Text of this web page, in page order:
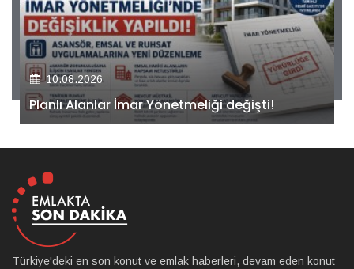
10.08.2026
Kiler GYO’dan Pendik Dolayoba projesiyle ilgili
önemli adım!
Türkiye'deki en son konut ve emlak haberleri, devam eden konut